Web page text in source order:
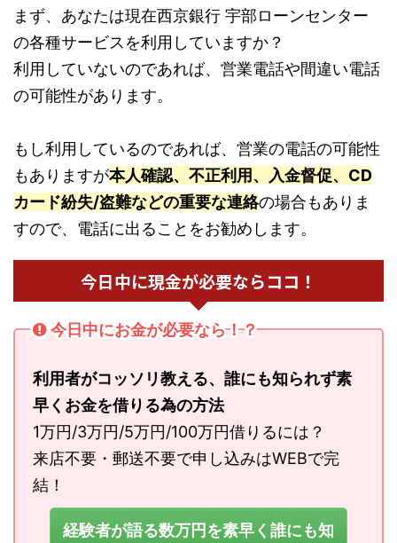
まず、あなたは現在西京銀行 宇部ローンセンター
の各種サービスを利用していますか？
利用していないのであれば、営業電話や間違い電話
の可能性があります。
もし利用しているのであれば、営業の電話の可能性
もありますが本人確認、不正利用、入金督促、CD
カード紛失/盗難などの重要な連絡の場合もありま
すので、電話に出ることをお勧めします。
今日中に現金が必要ならココ！
今日中にお金が必要なら！？
利用者がコッソリ教える、誰にも知られず素
早くお金を借りる為の方法
1万円/3万円/5万円/100万円借りるには？
来店不要・郵送不要で申し込みはWEBで完
結！
経験者が語る数万円を素早く誰にも知